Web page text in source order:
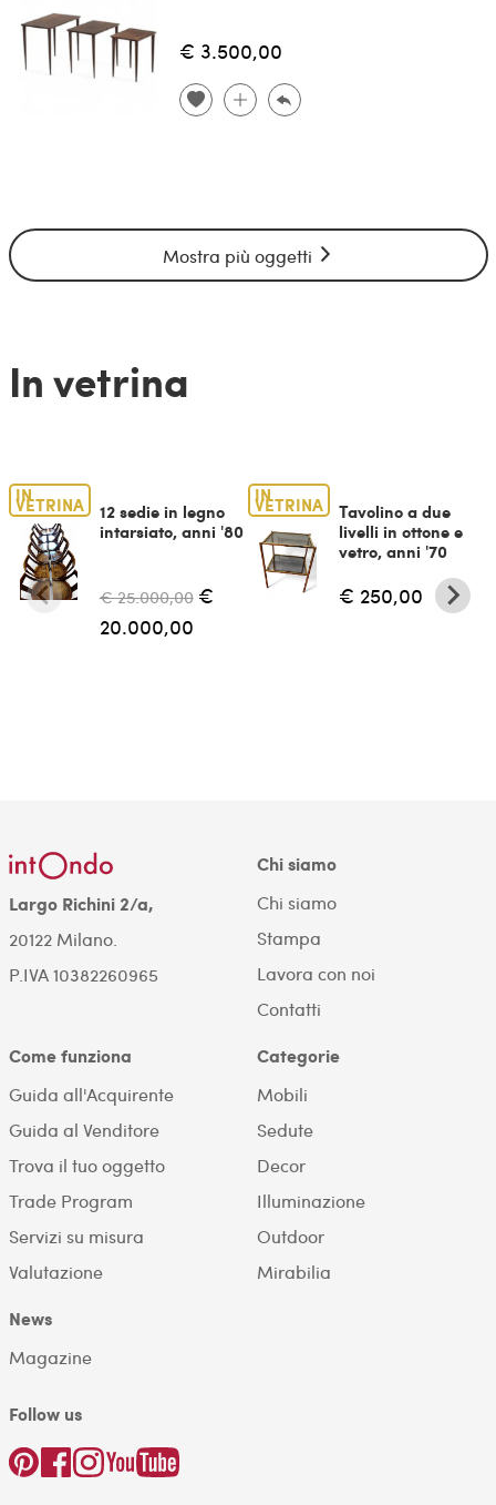
€ 3.500,00
Mostra più oggetti
In vetrina
IN
VETRINA
12 sedie in legno
intarsiato, anni '80
€ 25.000,00 €
20.000,00
IN
VETRINA
Tavolino a due
livelli in ottone e
vetro, anni '70
€ 250,00
Largo Richini 2/a,
20122 Milano.
P.IVA 10382260965
Chi siamo
Chi siamo
Stampa
Lavora con noi
Contatti
Come funziona
Guida all'Acquirente
Guida al Venditore
Trova il tuo oggetto
Trade Program
Servizi su misura
Valutazione
Categorie
Mobili
Sedute
Decor
Illuminazione
Outdoor
Mirabilia
News
Magazine
Follow us